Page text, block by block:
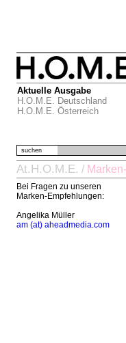
Aktuelle Ausgabe
H.O.M.E. Deutschland
H.O.M.E. Österreich
suchen
At.H.O.M.E. /
Bei Fragen zu unseren
Marken-Empfehlungen:
Angelika Müller
am (at) aheadmedia.com